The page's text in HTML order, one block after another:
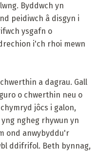
Byddwch yn
peidiwch â disgyn i
ysgafn o
i'ch rhoi mewn
a dagrau. Gall
o chwerthin neu o
jôcs i galon,
ngheg rhywun yn
ond anwybyddu'r
ddifrifol. Beth bynnag,